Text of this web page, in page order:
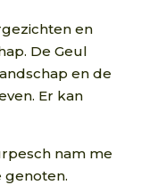
en
De Geul
en de
Er kan
nam me
genoten.